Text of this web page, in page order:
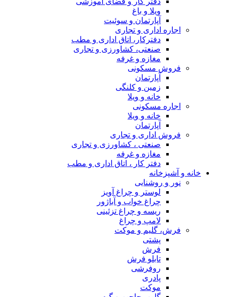
ویلا و باغ
آپارتمان و سوئیت
اجاره اداری و تجاری
دفترکار، اتاق اداری و مطب
صنعتی، کشاورزی و تجاری
مغازه و غرفه
فروش مسکونی
آپارتمان
زمین و کلنگی
خانه و ویلا
اجاره مسکونی
خانه و ویلا
آپارتمان
فروش اداری و تجاری
صنعتی ، کشاورزی و تجاری
مغازه و غرفه
دفتر کار ، اتاق اداری و مطب
خانه و آشپزخانه
نور و روشنایی
لوستر و چراغ آویز
چراغ خواب و آباژور
ریسه و چراغ تزئینی
لامپ و چراغ
فرش، گلیم و موکت
پشتی
فرش
تابلو فرش
روفرشی
پادری
موکت